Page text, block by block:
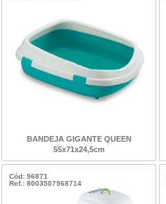
BANDEJA GIGANTE QUEEN
55x71x24,5cm
Cód: 96871
Ref.: 8003507968714